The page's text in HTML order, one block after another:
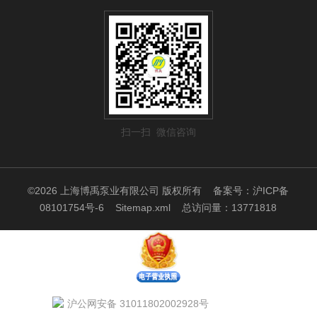
扫一扫 微信咨询
©2026 上海博禹泵业有限公司 版权所有备案号：沪ICP备
08101754号-6
Sitemap.xml 总访问量：13771818
沪公网安备 31011802002928号